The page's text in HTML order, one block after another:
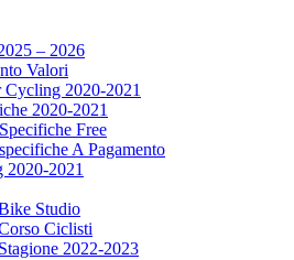
– 2026
Valori
2020-2021
2020-2021
Free
A Pagamento
2021
Studio
Ciclisti
2022-2023